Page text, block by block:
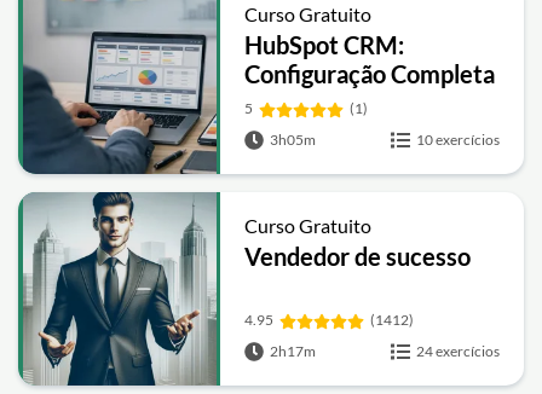
Curso Gratuito
HubSpot CRM:
Configuração Completa
e Funil de Vendas
(Passo a Passo)
5
(1)
3h05m
10 exercícios
Curso Gratuito
Vendedor de sucesso
4.95
(1412)
2h17m
24 exercícios